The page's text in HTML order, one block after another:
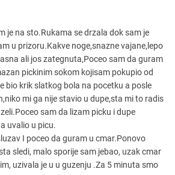
je na sto.Rukama se drzala dok sam je
u prizoru.Kakve noge,snazne vajane,lepo
ali jos zategnuta,Poceo sam da guram
pickinim sokom kojisam pokupio od
bio krik slatkog bola na pocetku a posle
mi ga nije stavio u dupe,sta mi to radis
sam da lizam picku i dupe
uvalio u picu.
I poceo da guram u cmar.Ponovo
sledi, malo sporije sam jebao, uzak cmar
uzivala je u u guzenju .Za 5 minuta smo